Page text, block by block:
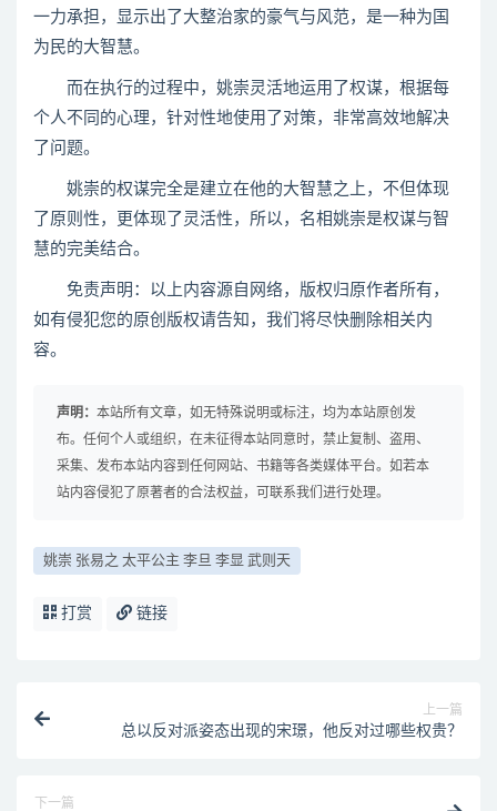
一力承担，显示出了大整治家的豪气与风范，是一种为国
为民的大智慧。
而在执行的过程中，姚崇灵活地运用了权谋，根据每
个人不同的心理，针对性地使用了对策，非常高效地解决
了问题。
姚崇的权谋完全是建立在他的大智慧之上，不但体现
了原则性，更体现了灵活性，所以，名相姚崇是权谋与智
慧的完美结合。
免责声明：以上内容源自网络，版权归原作者所有，
如有侵犯您的原创版权请告知，我们将尽快删除相关内
容。
声明： 本站所有文章，如无特殊说明或标注，均为本站原创发
布。任何个人或组织，在未征得本站同意时，禁止复制、盗用、
采集、发布本站内容到任何网站、书籍等各类媒体平台。如若本
站内容侵犯了原著者的合法权益，可联系我们进行处理。
姚崇 张易之 太平公主 李旦 李显 武则天
打赏 链接
上一篇
总以反对派姿态出现的宋璟，他反对过哪些权贵？
下一篇